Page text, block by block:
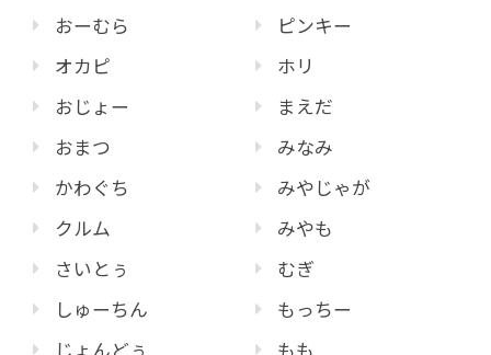
おーむら
オカピ
おじょー
おまつ
かわぐち
クルム
さいとぅ
しゅーちん
じょんどぅ
ピンキー
ホリ
まえだ
みなみ
みやじゃが
みやも
むぎ
もっちー
もも